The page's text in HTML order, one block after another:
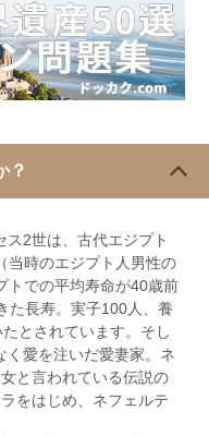
？
ス2世は、古代エジプト
当時のエジプト人男性の
トでの平均寿命が40歳前
た長寿。実子100人、養
とされています。そし
く愛を注いだ愛妻家。ネ
と言われている伝説の
をはじめ、ネフェルテ